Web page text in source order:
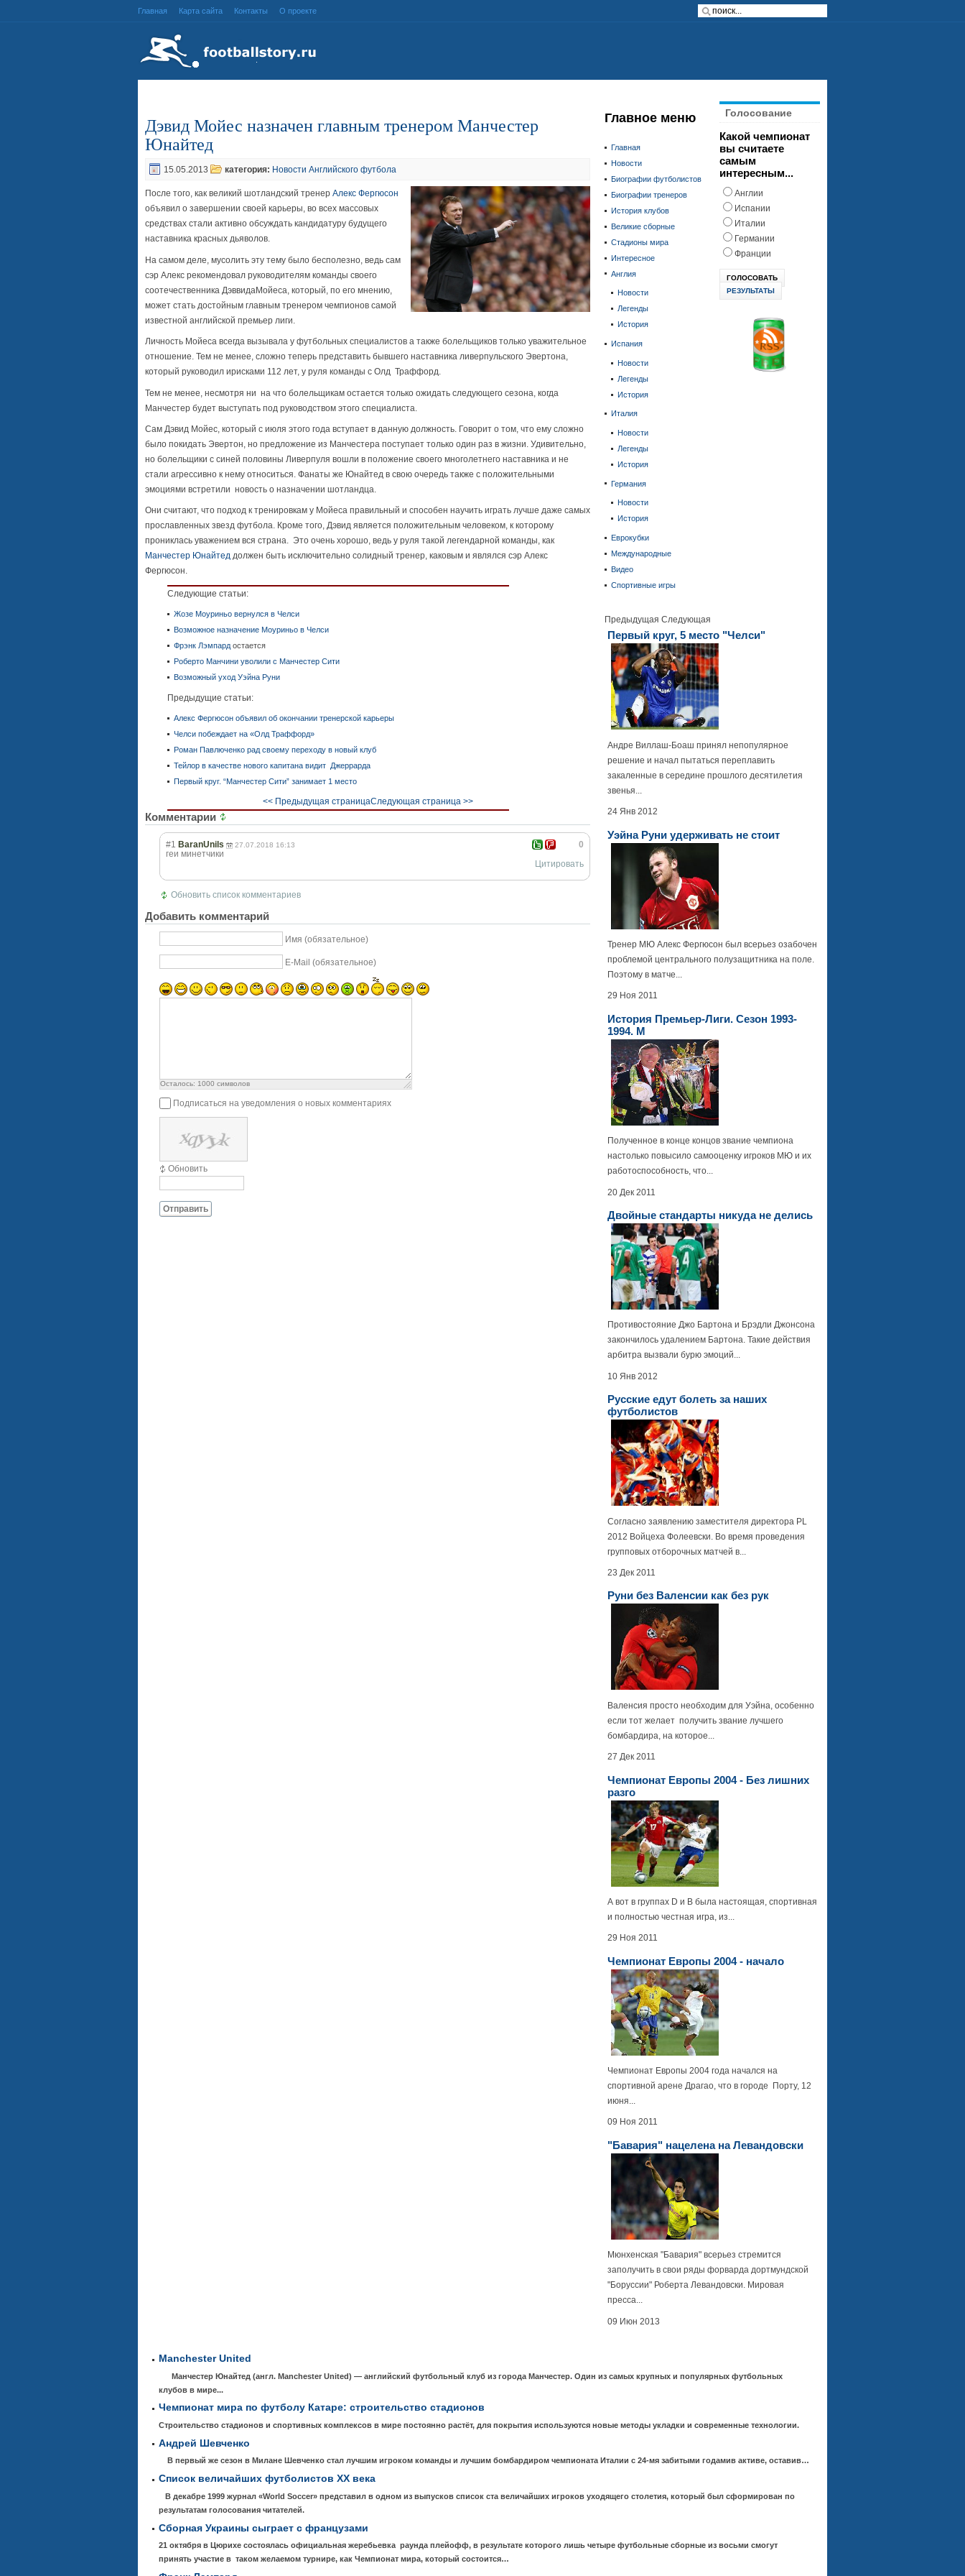
Главная Карта сайта Контакты О проекте
Главное меню
Главная
Новости
Биографии футболистов
Биографии тренеров
История клубов
Великие сборные
Стадионы мира
Интересное
Англия
Новости
Легенды
История
Испания
Новости
Легенды
История
Италия
Новости
Легенды
История
Германия
Новости
История
Еврокубки
Международные
Видео
Спортивные игры
Голосование
Какой чемпионат
вы считаете
самым
интересным...
Англии
Испании
Италии
Германии
Франции
РЕЗУЛЬТАТЫ
Предыдущая Следующая
Первый круг, 5 место "Челси"
Андре Виллаш-Боаш принял непопулярное
решение и начал пытаться переплавить
закаленные в середине прошлого десятилетия
звенья...
24 Янв 2012
Уэйна Руни удерживать не стоит
Тренер МЮ Алекс Фергюсон был всерьез озабочен
проблемой центрального полузащитника на поле.
Поэтому в матче...
29 Ноя 2011
История Премьер-Лиги. Сезон 1993-
1994. М
Полученное в конце концов звание чемпиона
настолько повысило самооценку игроков МЮ и их
работоспособность, что...
20 Дек 2011
Двойные стандарты никуда не делись
Противостояние Джо Бартона и Брэдли Джонсона
закончилось удалением Бартона. Такие действия
арбитра вызвали бурю эмоций...
10 Янв 2012
Русские едут болеть за наших
футболистов
Согласно заявлению заместителя директора PL
2012 Войцеха Фолеевски. Во время проведения
групповых отборочных матчей в...
23 Дек 2011
Руни без Валенсии как без рук
Валенсия просто необходим для Уэйна, особенно
если тот желает получить звание лучшего
бомбардира, на которое...
27 Дек 2011
Чемпионат Европы 2004 - Без лишних
разго
А вот в группах D и B была настоящая, спортивная
и полностью честная игра, из...
29 Ноя 2011
Чемпионат Европы 2004 - начало
Чемпионат Европы 2004 года начался на
спортивной арене Драгао, что в городе Порту, 12
июня...
09 Ноя 2011
"Бавария" нацелена на Левандовски
Мюнхенская "Бавария" всерьез стремится
заполучить в свои ряды форварда дортмундской
"Боруссии" Роберта Левандовски. Мировая
пресса...
09 Июн 2013
Дэвид Мойес назначен главным тренером Манчестер
Юнайтед
15.05.2013 категория: Новости Английского футбола
После того, как великий шотландский тренер Алекс Фергюсон
объявил о завершении своей карьеры, во всех массовых
средствах стали активно обсуждать кандидатуру будущего
наставника красных дьяволов.
На самом деле, мусолить эту тему было бесполезно, ведь сам
сэр Алекс рекомендовал руководителям команды своего
соотечественника ДэввидаМойеса, который, по его мнению,
может стать достойным главным тренером чемпионов самой
известной английской премьер лиги.
Личность Мойеса всегда вызывала у футбольных специалистов а также болельщиков только уважительное
отношение. Тем не менее, сложно теперь представить бывшего наставника ливерпульского Эвертона,
который руководил ирисками 112 лет, у руля команды с Олд Траффорд.
Тем не менее, несмотря ни на что болельщикам остается только ожидать следующего сезона, когда
Манчестер будет выступать под руководством этого специалиста.
Сам Дэвид Мойес, который с июля этого года вступает в данную должность. Говорит о том, что ему сложно
было покидать Эвертон, но предложение из Манчестера поступает только один раз в жизни. Удивительно,
но болельщики с синей половины Ливерпуля вошли в положение своего многолетнего наставника и не
стали агрессивно к нему относиться. Фанаты же Юнайтед в свою очередь также с положительными
эмоциями встретили новость о назначении шотландца.
Они считают, что подход к тренировкам у Мойеса правильный и способен научить играть лучше даже самых
прославленных звезд футбола. Кроме того, Дэвид является положительным человеком, к которому
прониклась уважением вся страна. Это очень хорошо, ведь у руля такой легендарной команды, как
Манчестер Юнайтед должен быть исключительно солидный тренер, каковым и являлся сэр Алекс
Фергюсон.
Следующие статьи:
Жозе Моуриньо вернулся в Челси
Возможное назначение Моуриньо в Челси
Фрэнк Лэмпард остается
Роберто Манчини уволили с Манчестер Сити
Возможный уход Уэйна Руни
Предыдущие статьи:
Алекс Фергюсон объявил об окончании тренерской карьеры
Челси побеждает на «Олд Траффорд»
Роман Павлюченко рад своему переходу в новый клуб
Тейлор в качестве нового капитана видит Джеррарда
Первый круг. “Манчестер Сити” занимает 1 место
<< Предыдущая страницаСледующая страница >>
Комментарии
0
#1 BaranUnils 27.07.2018 16:13
геи минетчики
Цитировать
Обновить список комментариев
Добавить комментарий
Имя (обязательное)
E-Mail (обязательное)
Осталось: 1000 символов
Подписаться на уведомления о новых комментариях
Обновить
Отправить
Manchester United
Манчестер Юнайтед (англ. Manchester United) — английский футбольный клуб из города Манчестер. Один из самых крупных и популярных футбольных
клубов в мире...
Чемпионат мира по футболу Катаре: строительство стадионов
Строительство стадионов и спортивных комплексов в мире постоянно растёт, для покрытия используются новые методы укладки и современные технологии.
Андрей Шевченко
В первый же сезон в Милане Шевченко стал лучшим игроком команды и лучшим бомбардиром чемпионата Италии с 24-мя забитыми годамив активе, оставив…
Список величайших футболистов XX века
В декабре 1999 журнал «World Soccer» представил в одном из выпусков список ста величайших игроков уходящего столетия, который был сформирован по
результатам голосования читателей.
Сборная Украины сыграет с французами
21 октября в Цюрихе состоялась официальная жеребьевка раунда плейофф, в результате которого лишь четыре футбольные сборные из восьми смогут
принять участие в таком желаемом турнире, как Чемпионат мира, который состоится…